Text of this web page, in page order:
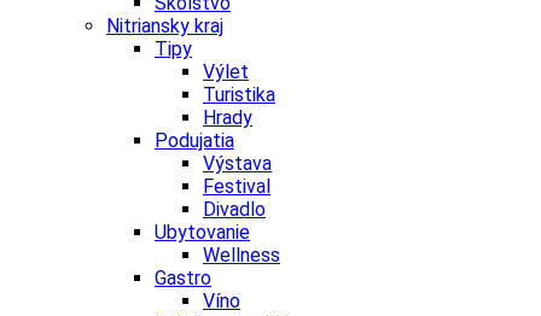
Nitriansky kraj
Tipy
Výlet
Turistika
Hrady
Podujatia
Výstava
Festival
Divadlo
Ubytovanie
Wellness
Gastro
Víno